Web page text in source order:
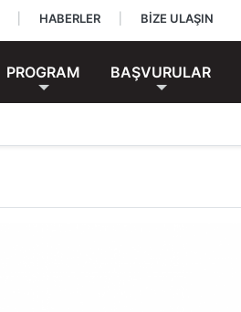
HABERLER BİZE ULAŞIN
PROGRAM BAŞVURULAR